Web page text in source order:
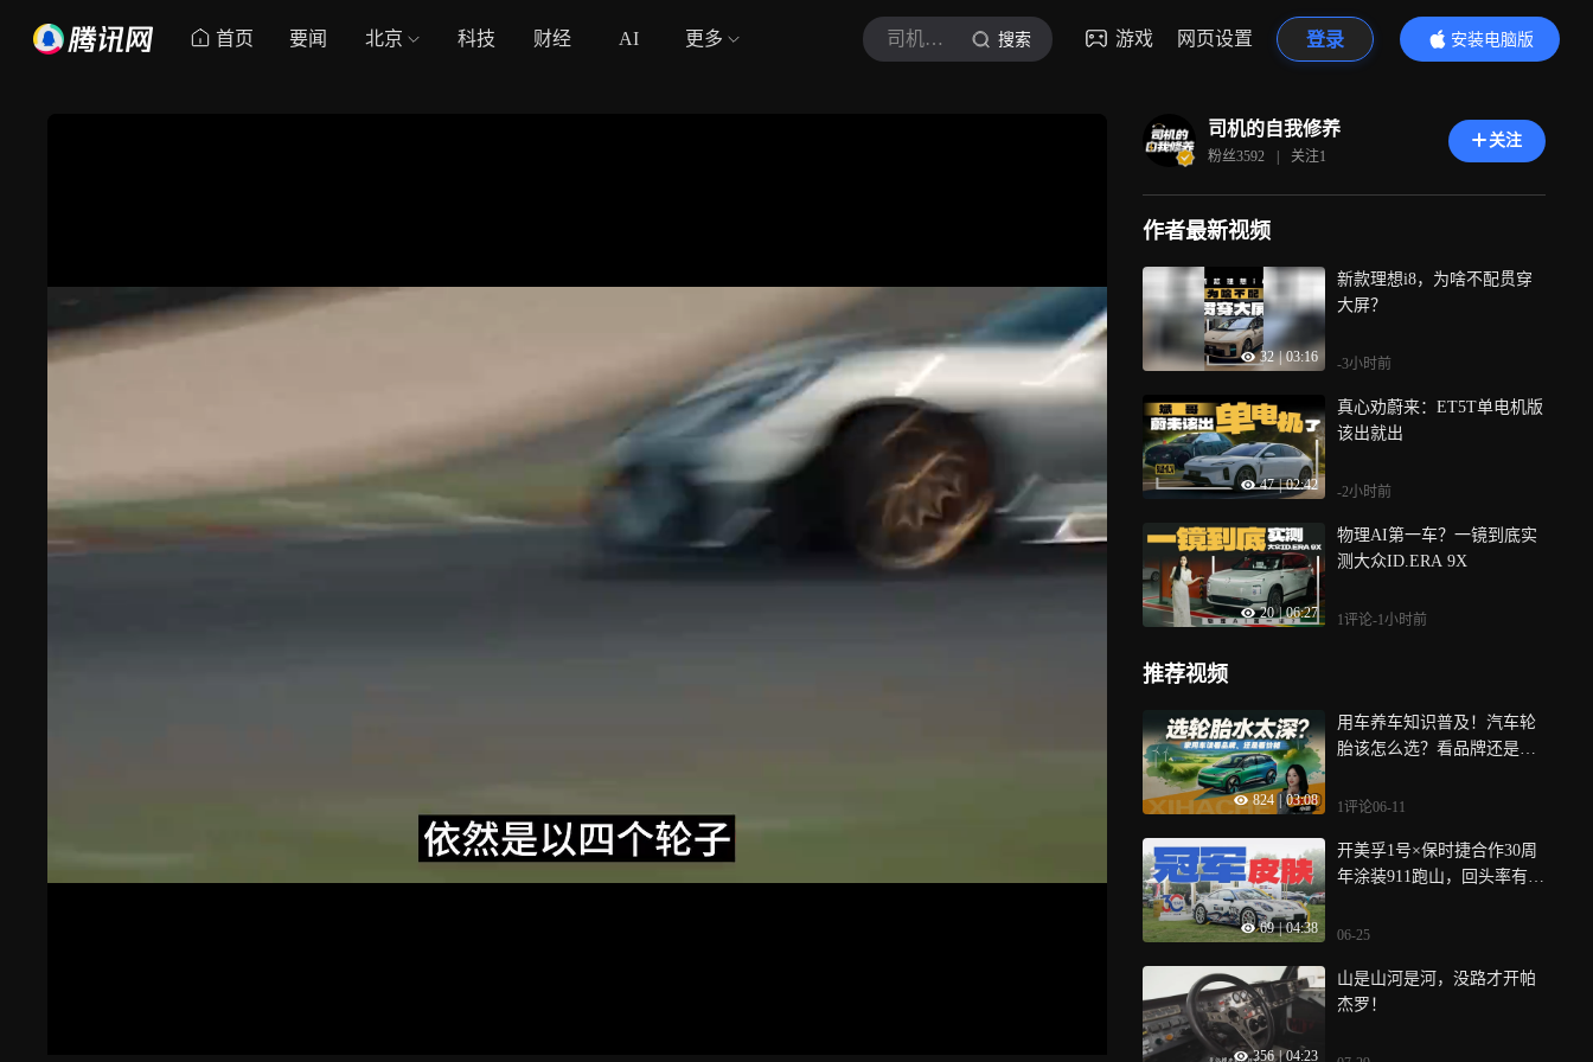
首页 要闻 北京 科技 财经 AI 更多 司机的自我修养 搜索 游戏 网页设置 登录
安装电脑版
内容更精彩
司机的自我修养
粉丝3592 | 关注1
关注
作者最新视频
32 | 03:16
新款理想i8，为啥不配贯穿
大屏？
-3小时前
47 | 02:42
真心劝蔚来：ET5T单电机版
该出就出
-2小时前
20 | 06:27
物理AI第一车？一镜到底实
测大众ID.ERA 9X
1评论-1小时前
推荐视频
824 03:08
用车养车知识普及！汽车轮
胎该怎么选？看品牌还是看
1评论06-11
69 | 04:38
开美孚1号×保时捷合作30周
年涂装911跑山，回头率有多
06-25
356 | 04:23
山是山河是河，没路才开帕
杰罗！